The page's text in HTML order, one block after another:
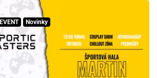
EVENT Novinky